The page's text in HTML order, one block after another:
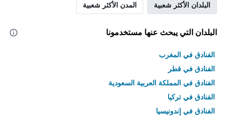
البلدان الأكثر شعبية المدن الأكثر شعبية
البلدان التي يبحث عنها مستخدمونا
الفنادق في المغرب
الفنادق في قطر
الفنادق في المملكة العربية السعودية
الفنادق في تركيا
الفنادق في إندونيسيا